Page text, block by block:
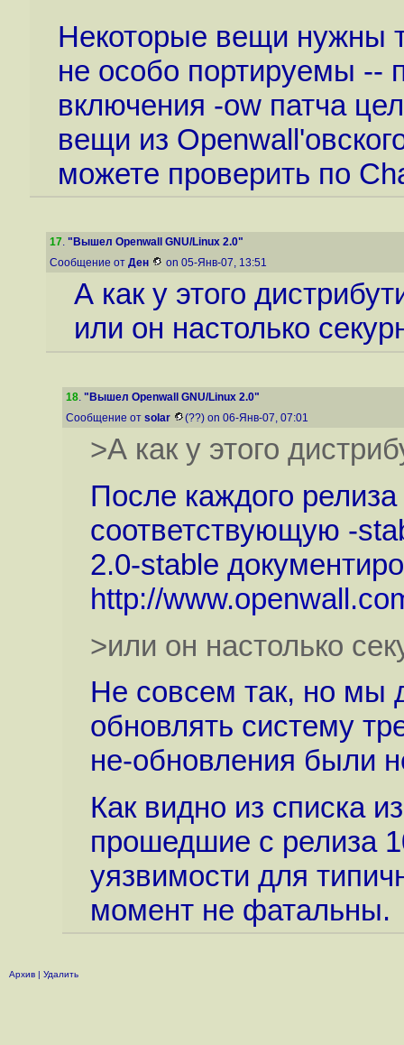
Некоторые вещи нужны
не особо портируемы --
включения -ow патча
вещи из
можете проверить по
17. "Вышел Openwall GNU/Linux 2.0"
Сообщение от Ден on 05-Янв-07, 13:51
А как у этого
или он настолько
18. "Вышел Openwall GNU/Linux 2.0"
Сообщение от solar (??) on 06-Янв-07, 07:01
>А как у этого
После каждого
соответствующую -
2.0-stable
http://
>или он настолько
Не совсем так, но мы
обновлять систему
не-обновления были
Как видно из списка
прошедшие с релиза
уязвимости для
момент не фатальны.
Архив | Удалить